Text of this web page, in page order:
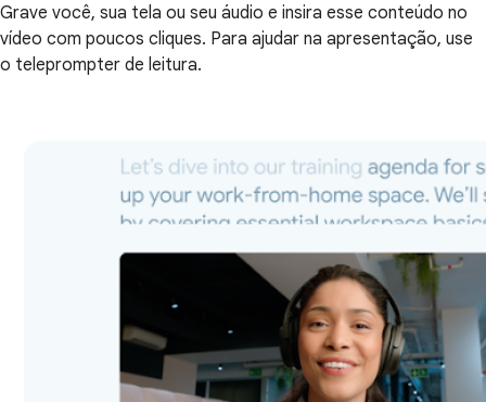
Grave você, sua tela ou seu áudio e insira esse conteúdo no
vídeo com poucos cliques. Para ajudar na apresentação, use
o teleprompter de leitura.